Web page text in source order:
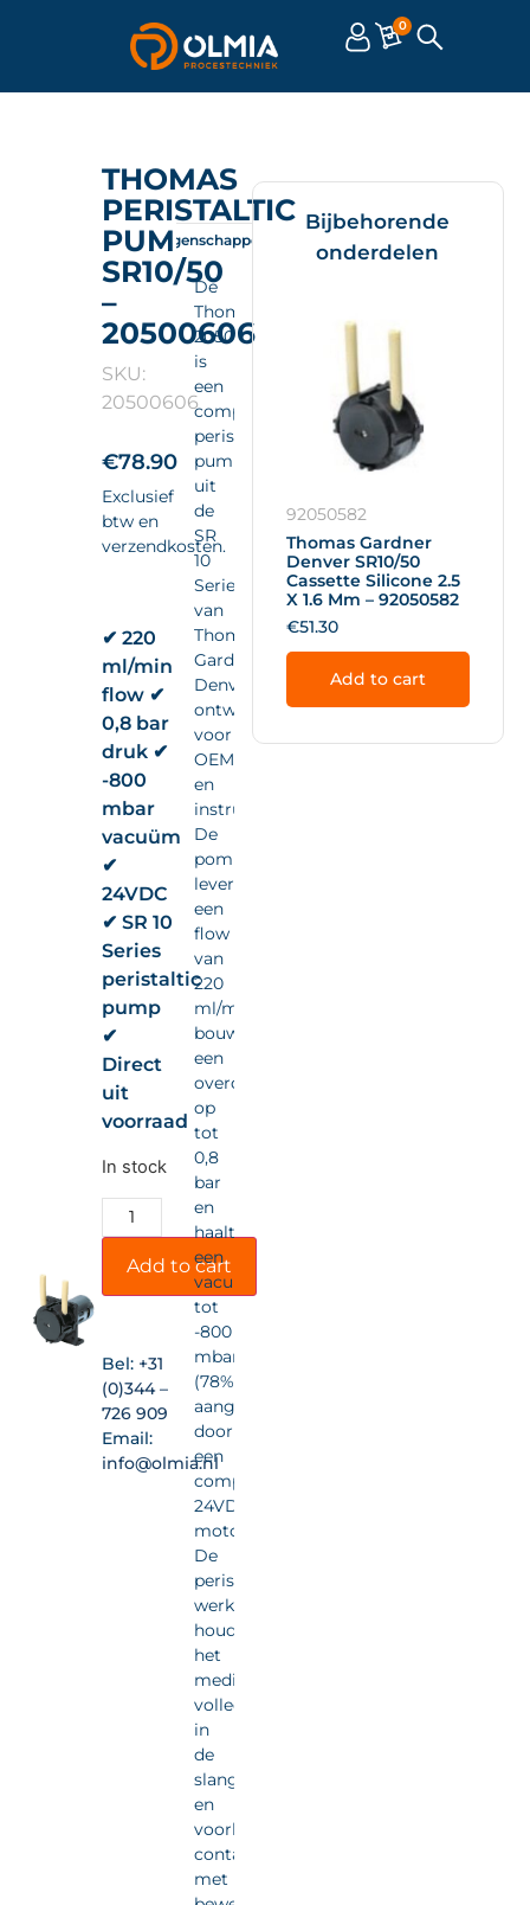
0
THOMAS
PERISTALTIC
PUMP
SR10/50
–
20500606
SKU:
20500606
€78.90
Exclusief
btw en
verzendkosten.
✔ 220
ml/min
flow ✔
0,8 bar
druk ✔
-800
mbar
vacuüm
✔
24VDC
✔ SR 10
Series
peristaltic
pump
✔
Direct
uit
voorraad
In stock
Add to cart
Bel: +31
(0)344 –
726 909
Email:
info@olmia.nl
Omschrijving Eigenschappen Documenten
De
Thomas
20500606
is
een
compacte
peristaltic
pump
uit
de
SR
10
Series
van
Thomas
Gardner
Denver,
ontwikkeld
voor
OEM-
en
instrumentintegratie.
De
pomp
levert
een
flow
van
220
ml/min,
bouwt
een
overdruk
op
tot
0,8
bar
en
haalt
een
vacuüm
tot
-800
mbar
(78%),
aangedreven
door
een
compacte
24VDC-
motor.
De
peristaltische
werking
houdt
het
medium
volledig
in
de
slang
en
voorkomt
contact
met
Bijbehorende
onderdelen
92050582
Thomas Gardner
Denver SR10/50
Cassette Silicone 2.5
X 1.6 Mm – 92050582
€51.30
Add to cart